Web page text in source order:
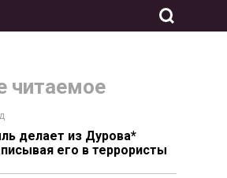
читаемое
делает из Дурова*
его в террористы